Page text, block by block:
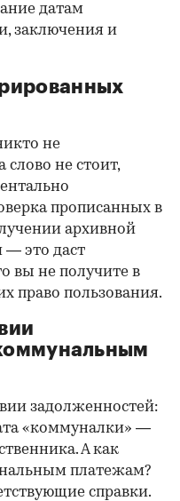
датам
заключения и
не
слово не стоит,
прописанных в
архивной
— это даст
вы не получите в
право пользования.
задолженностей:
«коммуналки» —
А как
платежам?
справки.